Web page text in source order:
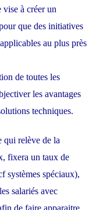
à créer un
que des initiatives
au plus près
de toutes les
les avantages
techniques.
qui relève de la
fixera un taux de
systèmes spéciaux),
salariés avec